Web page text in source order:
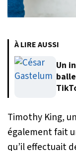
À LIRE AUSSI
Un
Timothy King,
également fait
qu’il effectuait